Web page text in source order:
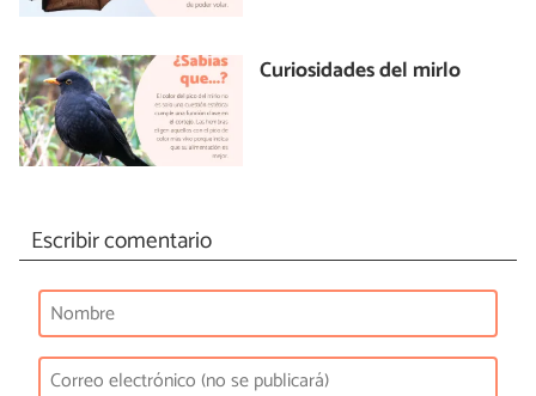
Curiosidades del mirlo
Escribir comentario